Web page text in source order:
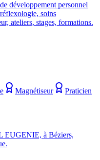
développement personnel
soins
ateliers, stages, formations.
Magnétiseur
Praticien
à Béziers,